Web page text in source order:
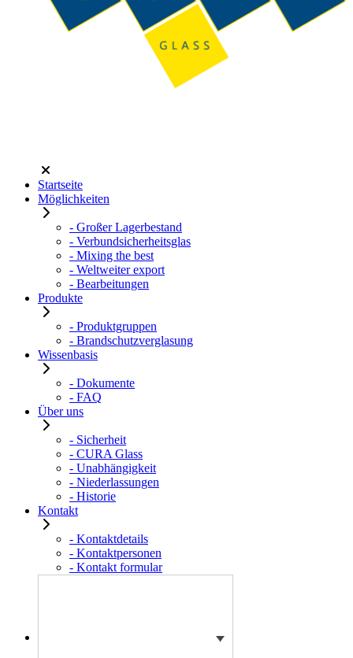
Startseite
Möglichkeiten
- Großer Lagerbestand
- Verbundsicherheitsglas
- Mixing the best
- Weltweiter export
- Bearbeitungen
Produkte
- Produktgruppen
- Brandschutzverglasung
Wissenbasis
- Dokumente
- FAQ
Über uns
- Sicherheit
- CURA Glass
- Unabhängigkeit
- Niederlassungen
- Historie
Kontakt
- Kontaktdetails
- Kontaktpersonen
- Kontakt formular